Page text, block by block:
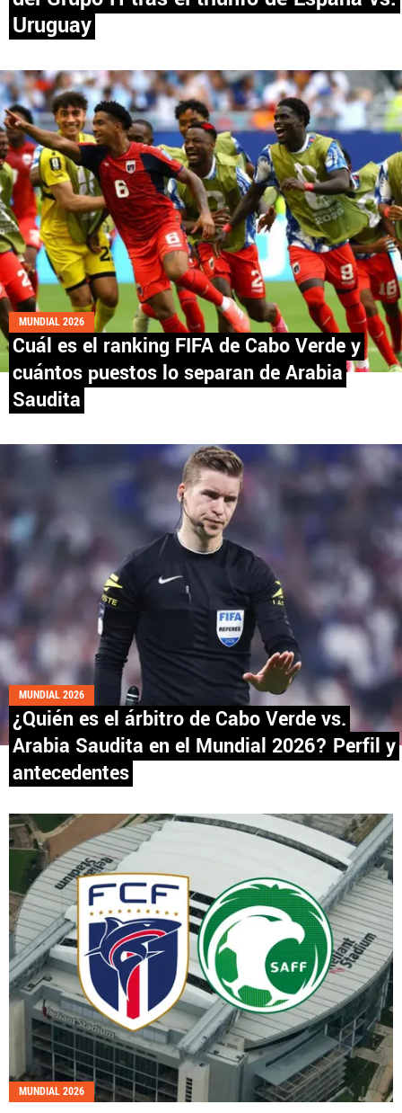
PANAMÁ
NICARAGUA
CONCACAF
FÚTBOL INTERNACIONAL
QUIENES SOMOS | STAFF | CONTACTO
Términos y Condiciones
Políticas de Privacidad
Política Editorial
Ad Choices
una compañía perteneciente a Better Collective.
Todos los derechos reservados.
Uruguay
MUNDIAL 2026
Cuál es el ranking FIFA de Cabo Verde y
cuántos puestos lo separan de Arabia
Saudita
MUNDIAL 2026
¿Quién es el árbitro de Cabo Verde vs.
Arabia Saudita en el Mundial 2026? Perfil y
antecedentes
MUNDIAL 2026